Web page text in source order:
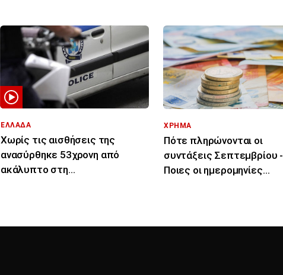
ΕΛΛΑΔΑ
Χωρίς τις αισθήσεις της
ανασύρθηκε 53χρονη από
ακάλυπτο στη
ΧΡΗΜΑ
Πότε πληρώνονται οι
συντάξεις Σεπτεμβρίου -
Ποιες οι ημερομηνίες